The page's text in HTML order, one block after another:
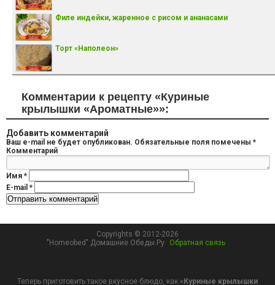
Филе индейки, жаренное с рисом и ананасами
Торт «Наполеон»
Комментарии к рецепту «Куриные
крылышки «Ароматные»»:
Добавить комментарий
Ваш e-mail не будет опубликован. Обязательные поля помечены *
Комментарий
Имя *
E-mail *
Copyrights © 2012-2026
"Homeobed" Домашние Обеды.Ру
Обратная связь
Теперь приготовить такое вкусное блюдо, как «Куриные крылышки